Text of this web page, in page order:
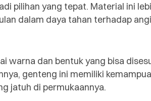
pilihan yang tepat. Material ini
dalam daya tahan terhadap
warna dan bentuk yang bisa
genteng ini memiliki
jatuh di permukaannya.